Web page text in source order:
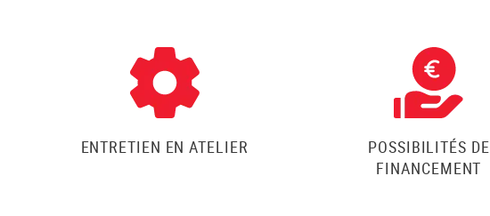
ENTRETIEN EN ATELIER
POSSIBILITÉS DE
FINANCEMENT